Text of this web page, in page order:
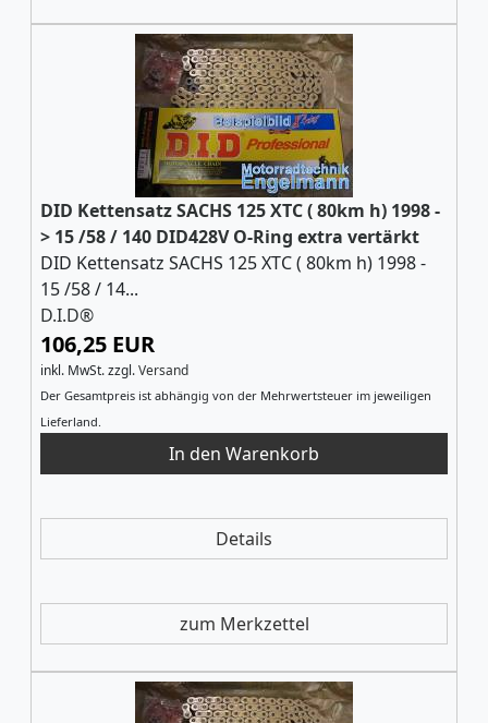
DID Kettensatz SACHS 125 XTC ( 80km h) 1998 -
> 15 /58 / 140 DID428V O-Ring extra vertärkt
DID Kettensatz SACHS 125 XTC ( 80km h) 1998 -
15 /58 / 14...
D.I.D®
106,25 EUR
inkl. MwSt.zzgl.Versand
Der Gesamtpreis ist abhängig von der Mehrwertsteuer im jeweiligen
Lieferland.
Details
zum Merkzettel